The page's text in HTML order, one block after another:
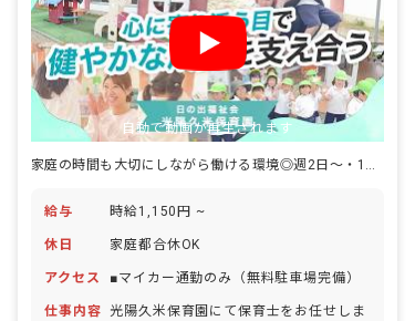
自動で動画が再生されます
家庭の時間も大切にしながら働ける環境◎週2日～・1日3時間～OK！
給与 時給1,150円 ~
休日 家庭都合休OK
アクセス ■マイカー通勤のみ（無料駐車場完備）
仕事内容
光陽久米保育園にて保育士をお任せしま